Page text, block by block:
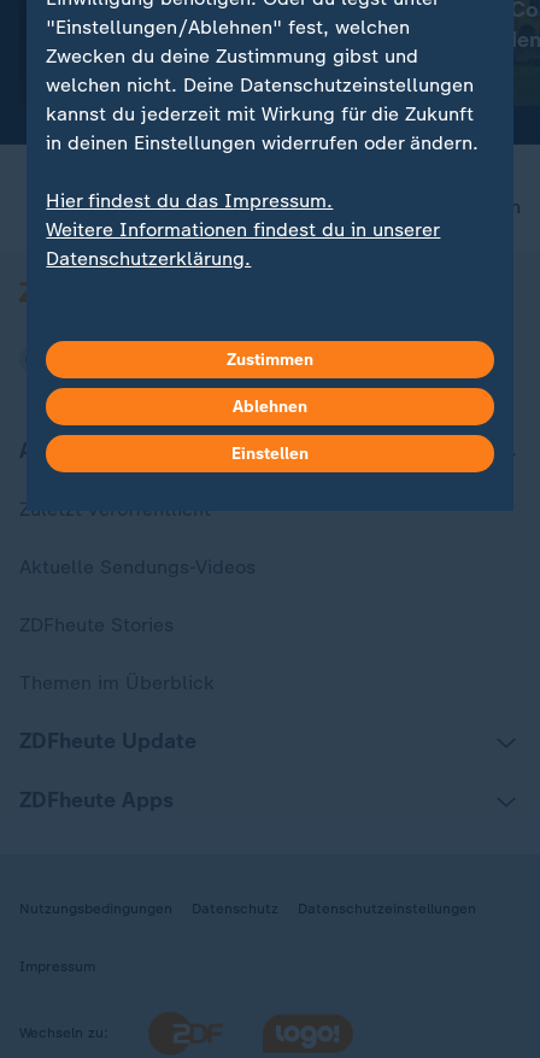
Zwischen Glamour und Chaos
Lena Gercke: Vom Model zur
Unternehmerin
Wie Airbnb &
begrenzt werden
mit Video
nach oben
Aktuell bei ZDFheute
Zuletzt veröffentlicht
Nutzungsbedingungen Datenschutz Datenschutzeinstellungen
Impressum
Wechseln zu:
"Einstellungen/Ablehnen" fest, welchen
Zwecken du deine Zustimmung gibst und
welchen nicht. Deine Datenschutzeinstellungen
kannst du jederzeit mit Wirkung für die Zukunft
in deinen Einstellungen widerrufen oder ändern.
Hier findest du das Impressum.
Weitere Informationen findest du in unserer
Datenschutzerklärung.
Zustimmen
Ablehnen
Einstellen